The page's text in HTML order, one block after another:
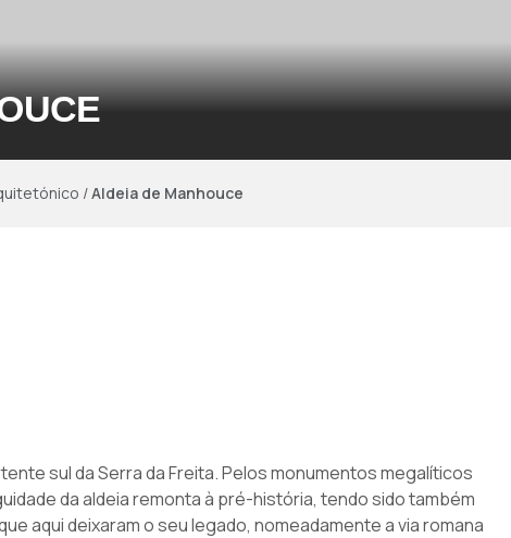
/Aldeia de Manhouce
sul da Serra da Freita. Pelos monumentos megalíticos
da aldeia remonta à pré-história, tendo sido também
aqui deixaram o seu legado, nomeadamente a via romana